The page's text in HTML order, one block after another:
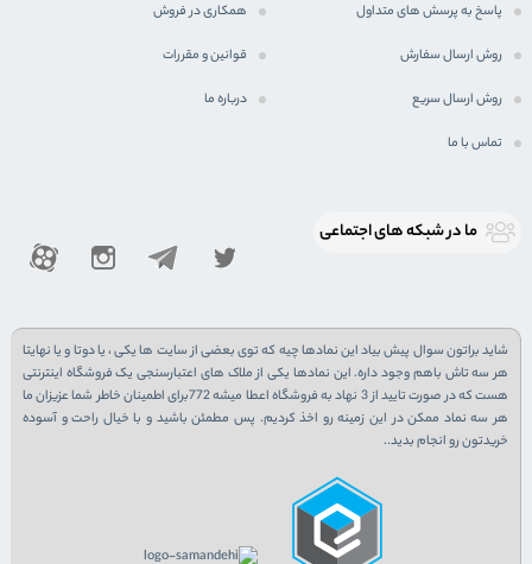
پاسخ به پرسش های متداول همکاری در فروش
روش ارسال سفارش قوانین و مقررات
روش ارسال سریع درباره ما
تماس با ما
ما در شبكه های اجتماعی
شاید براتون سوال پیش بیاد این نمادها چیه که توی بعضی از سایت ها یکی ، یا دوتا و یا نهایتا
هر سه تاش باهم وجود داره. این نمادها یکی از ملاک های اعتبارسنجی یک فروشگاه اینترنتی
هست که در صورت تایید از 3 نهاد به فروشگاه اعطا میشه 772برای اطمینان خاطر شما عزیزان ما
هر سه نماد ممکن در این زمینه رو اخذ کردیم. پس مطمئن باشید و با خیال راحت و آسوده
خریدتون رو انجام بدید..